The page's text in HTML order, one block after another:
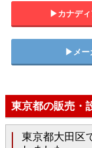
▶︎カナディ
▶︎メー
東京都の販売・
東京都大田区